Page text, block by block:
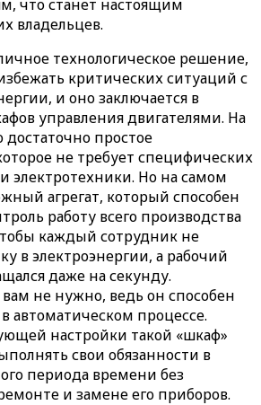
что станет настоящим
владельцев.
технологическое решение,
критических ситуаций с
и оно заключается в
управления двигателями. На
достаточно простое
не требует специфических
электротехники. Но на самом
агрегат, который способен
работу всего производства
каждый сотрудник не
в электроэнергии, а рабочий
даже на секунду.
не нужно, ведь он способен
автоматическом процессе.
настройки такой «шкаф»
свои обязанности в
периода времени без
и замене его приборов.